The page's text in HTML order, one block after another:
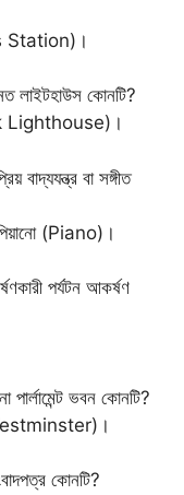
Station)।
লাইটহাউস কোনটি?
Lighthouse)।
বাদ্যযন্ত্র বা সঙ্গীত
(Piano)।
পর্যটন আকর্ষণ
ভবন কোনটি?
কোনটি?